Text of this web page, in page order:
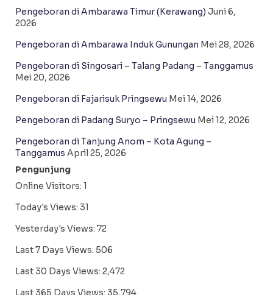
Pengeboran di Ambarawa Timur (Kerawang) Juni 6,
2026
Pengeboran di Ambarawa Induk Gunungan Mei 28, 2026
Pengeboran di Singosari – Talang Padang – Tanggamus
Mei 20, 2026
Pengeboran di Fajarisuk Pringsewu Mei 14, 2026
Pengeboran di Padang Suryo – Pringsewu Mei 12, 2026
Pengeboran di Tanjung Anom – Kota Agung –
Tanggamus April 25, 2026
Pengunjung
Online Visitors: 1
Today's Views: 31
Yesterday's Views: 72
Last 7 Days Views: 506
Last 30 Days Views: 2,472
Last 365 Days Views: 35,794